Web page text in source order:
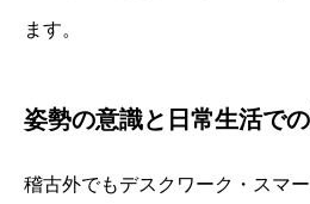
ます。
姿勢の意識と日常生活で
稽古外でもデスクワーク・スマ